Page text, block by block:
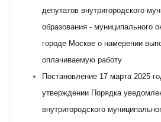
депутатов внутригородского
образования - муниципального
городе Москве о намерении
оплачиваемую работу
Постановление 17 марта 2025
утверждении Порядка
внутригородского